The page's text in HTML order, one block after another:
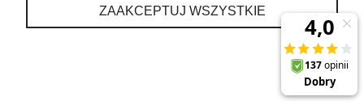
ZAAKCEPTUJ WSZYSTKIE